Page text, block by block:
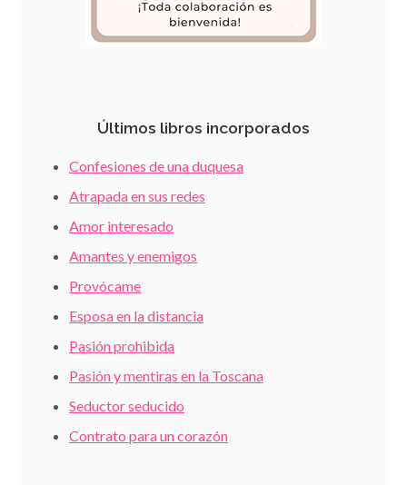
Últimos libros incorporados
Confesiones de una duquesa
Atrapada en sus redes
Amor interesado
Amantes y enemigos
Provócame
Esposa en la distancia
Pasión prohibida
Pasión y mentiras en la Toscana
Seductor seducido
Contrato para un corazón